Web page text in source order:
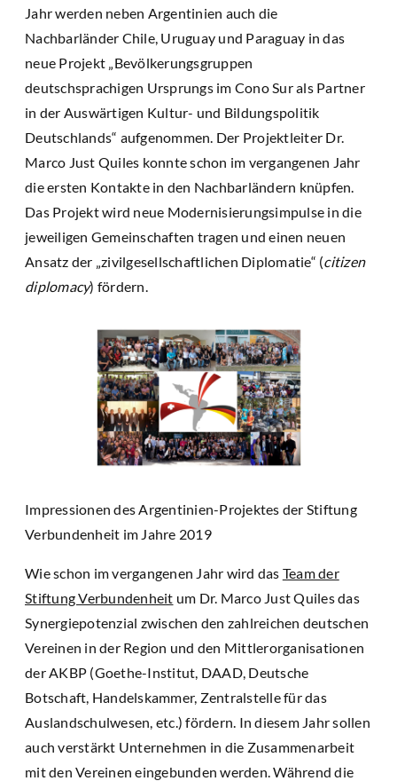
Jahr werden neben Argentinien auch die
Nachbarländer Chile, Uruguay und Paraguay in das
neue Projekt „Bevölkerungsgruppen
deutschsprachigen Ursprungs im Cono Sur als Partner
in der Auswärtigen Kultur- und Bildungspolitik
Deutschlands“ aufgenommen. Der Projektleiter Dr.
Marco Just Quiles konnte schon im vergangenen Jahr
die ersten Kontakte in den Nachbarländern knüpfen.
Das Projekt wird neue Modernisierungsimpulse in die
jeweiligen Gemeinschaften tragen und einen neuen
Ansatz der „zivilgesellschaftlichen Diplomatie“ (citizen
diplomacy) fördern.
Impressionen des Argentinien-Projektes der Stiftung
Verbundenheit im Jahre 2019
Wie schon im vergangenen Jahr wird das Team der
Stiftung Verbundenheit um Dr. Marco Just Quiles das
Synergiepotenzial zwischen den zahlreichen deutschen
Vereinen in der Region und den Mittlerorganisationen
der AKBP (Goethe-Institut, DAAD, Deutsche
Botschaft, Handelskammer, Zentralstelle für das
Auslandschulwesen, etc.) fördern. In diesem Jahr sollen
auch verstärkt Unternehmen in die Zusammenarbeit
mit den Vereinen eingebunden werden. Während die